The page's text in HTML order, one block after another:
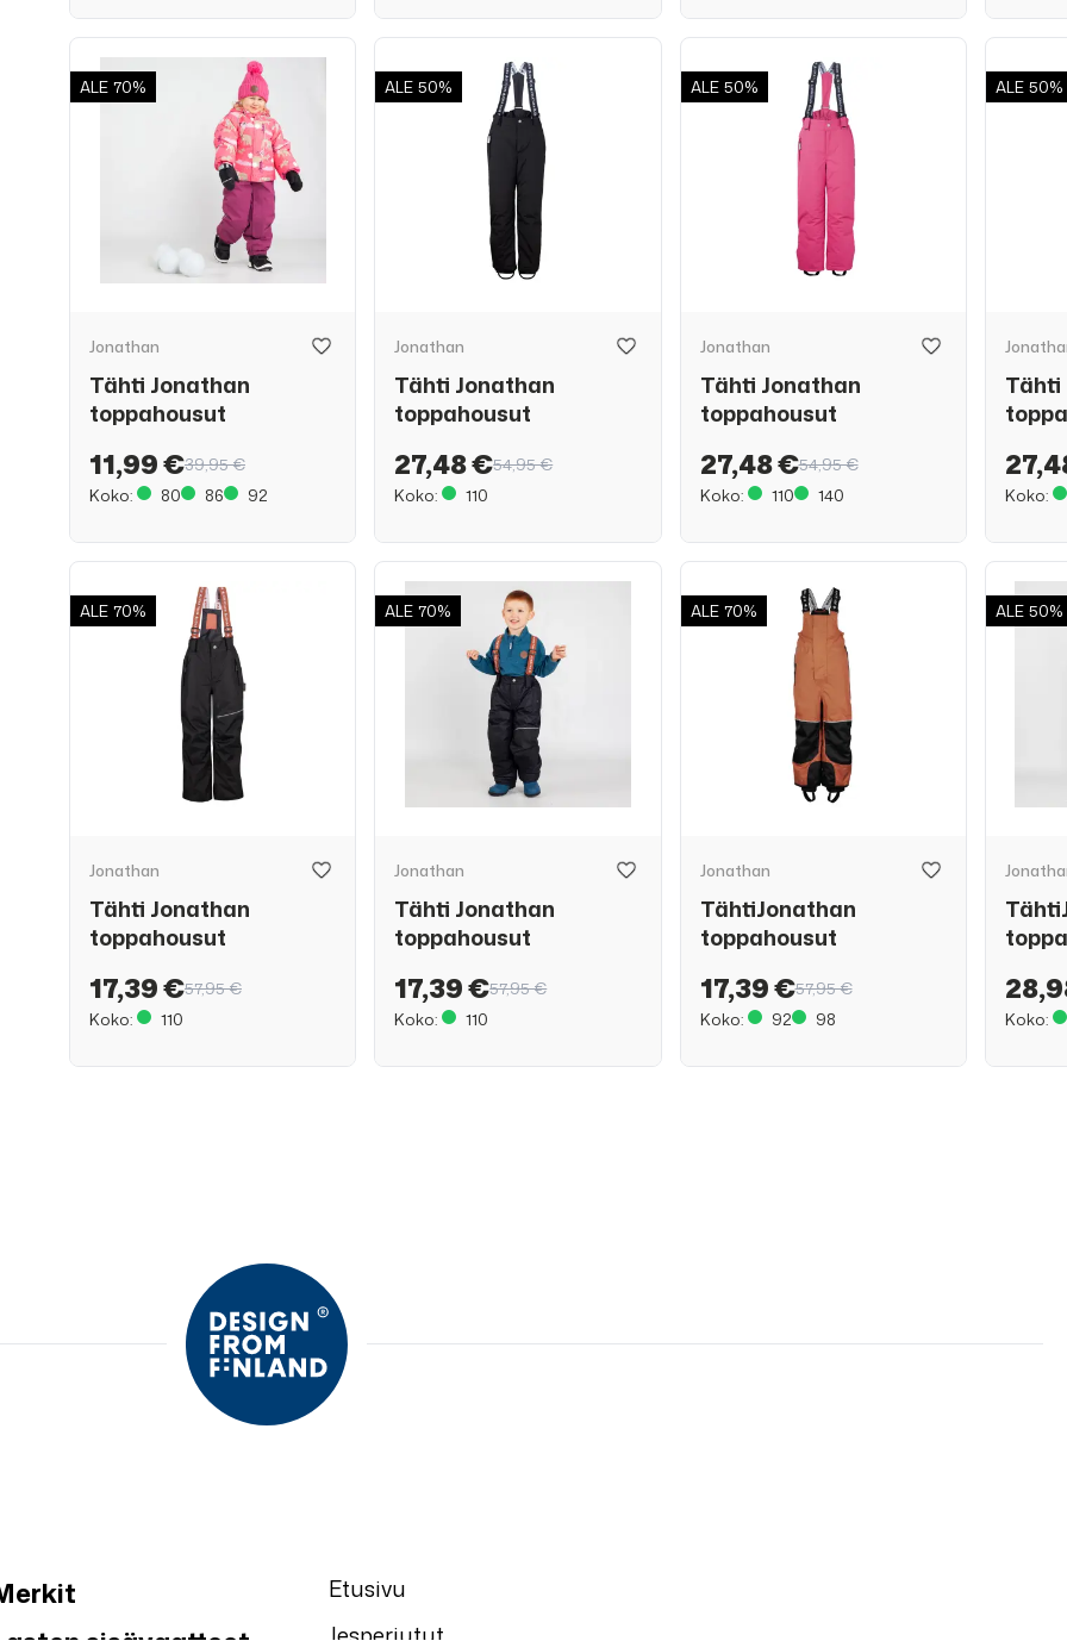
ALE 70%
Jonathan
Tähti Jonathan
toppahousut
11,99 €39,95 €
Koko:
80 86 92
ALE 50%
Jonathan
Tähti Jonathan
toppahousut
27,48 €54,95 €
Koko:
110
ALE 50%
Jonathan
Tähti Jonathan
toppahousut
27,48 €54,95 €
Koko:
110 140
ALE 50%
Tähti
Koko:
ALE 70%
Jonathan
Tähti Jonathan
toppahousut
17,39 €57,95 €
Koko:
110
ALE 70%
Jonathan
Tähti Jonathan
toppahousut
17,39 €57,95 €
Koko:
110
ALE 70%
Jonathan
TähtiJonathan
toppahousut
17,39 €57,95 €
Koko:
92 98
ALE 50%
Koko:
Etusivu